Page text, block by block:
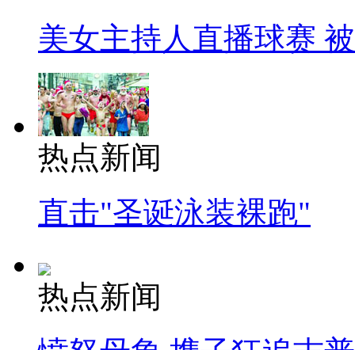
美女主持人直播球赛
热点新闻
直击"圣诞泳装裸跑"
热点新闻